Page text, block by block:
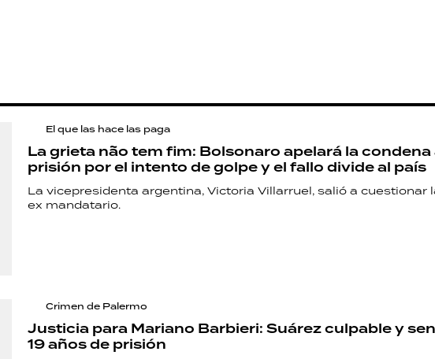
El que las hace las paga
La grieta não tem fim: Bolsonaro apelará la condena
prisión por el intento de golpe y el fallo divide al país
La vicepresidenta argentina, Victoria Villarruel, salió a cuestionar
ex mandatario.
Crimen de Palermo
Justicia para Mariano Barbieri: Suárez culpable y
19 años de prisión